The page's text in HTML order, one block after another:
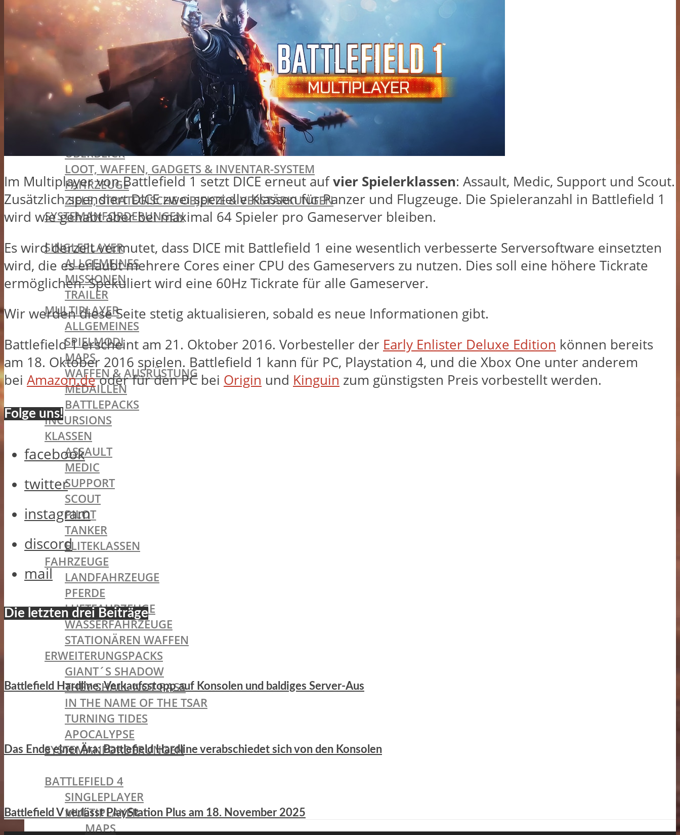
LIVE-SERVICE & BATTLE PASS
VERSIONEN & VORBESTELLER-BONI
SYSTEMANFORDERUNGEN
VIDEOS
BATTLEFIELD V
VERSIONEN & VORBESTELLER-BONI
TIDES OF WAR
SPIELMODI
FIRESTORM (BATTLE ROYALE)
ÜBERBLICK
LOOT, WAFFEN, GADGETS & INVENTAR-SYSTEM
FAHRZEUGE
ZIELE, STRATEGISCHE OBJEKTE & VERSTÄRKUNGEN
SYSTEMANFORDERUNGEN
SINGLEPLAYER
ALLGEMEINES
MISSIONEN
TRAILER
MULTIPLAYER
ALLGEMEINES
SPIELMODI
MAPS
WAFFEN & AUSRÜSTUNG
MEDAILLEN
BATTLEPACKS
INCURSIONS
KLASSEN
ASSAULT
MEDIC
SUPPORT
SCOUT
PILOT
TANKER
ELITEKLASSEN
FAHRZEUGE
LANDFAHRZEUGE
PFERDE
LUFTFAHRZEUGE
WASSERFAHRZEUGE
STATIONÄREN WAFFEN
ERWEITERUNGSPACKS
GIANT´S SHADOW
THEY SHALL NOT PASS
IN THE NAME OF THE TSAR
TURNING TIDES
APOCALYPSE
SYSTEMANFORDERUNGEN
BATTLEFIELD 4
SINGLEPLAYER
MULTIPLAYER
MAPS
Im Multiplayer von Battlefield 1 setzt DICE erneut aufvier Spielerklassen: Assault, Medic, Support und Scout.
Zusätzlich spendiert DICE zwei spezielle Klassen für Panzer und Flugzeuge. Die Spieleranzahl in Battlefield 1
wird wie gehabt aber bei maximal 64 Spieler pro Gameserver bleiben.
Es wird derzeit vermutet, dass DICE mit Battlefield 1 eine wesentlich verbesserte Serversoftware einsetzten
wird, die es erlaubt mehrere Cores einer CPU des Gameservers zu nutzen. Dies soll eine höhere Tickrate
ermöglichen. Spekuliert wird eine 60Hz Tickrate für alle Gameserver.
Wir werden diese Seite stetig aktualisieren, sobald es neue Informationen gibt.
Battlefield 1 erscheint am 21. Oktober 2016. Vorbesteller der Early Enlister Deluxe Edition können bereits
am 18. Oktober 2016 spielen. Battlefield 1 kann für PC, Playstation 4, und die Xbox One unter anderem
bei Amazon.deoder für den PC bei Origin und Kinguin zum günstigsten Preis vorbestellt werden.
Folge uns!
facebook
twitter
instagram
discord
mail
Die letzten drei Beiträge
Battlefield Hardline: Verkaufsstopp auf Konsolen und baldiges Server-Aus
Das Ende einer Ära: Battlefield Hardline verabschiedet sich von den Konsolen
Battlefield V verlässt PlayStation Plus am 18. November 2025